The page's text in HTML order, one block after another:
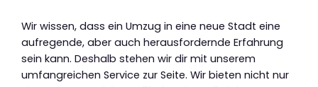
Wir wissen, dass ein Umzug in eine neue Stadt eine
aufregende, aber auch herausfordernde Erfahrung
sein kann. Deshalb stehen wir dir mit unserem
umfangreichen Service zur Seite. Wir bieten nicht nur